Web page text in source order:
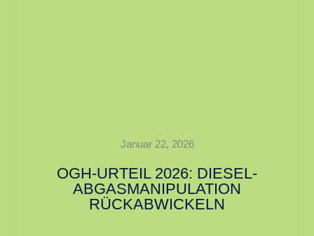
Januar 22, 2026
OGH-URTEIL 2026: DIESEL-
ABGASMANIPULATION
RÜCKABWICKELN